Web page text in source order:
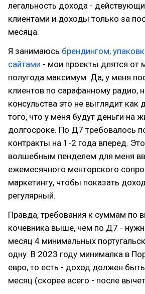
легальность дохода -
клиентами и доходы только за
месяца.
Я занимаюсь брендингом,
сайтами - мои проекты длятся от
полугода максимум. Да, у меня
клиентов по сарафанному радио,
консульства это не выглядит как
того, что у меня будут деньги на
долгосроке. По Д7 требовалось
контракты на 1-2 года вперед.
волшебным пенделем для меня
ежемесячного менторского
маркетингу, чтобы показать
регулярный.
Правда, требования к суммам по
кочевника выше, чем по Д7 -
месяц 4 минимальных
одну. В 2023 году минималка в
евро, то есть - доход должен
месяц (скорее всего - после